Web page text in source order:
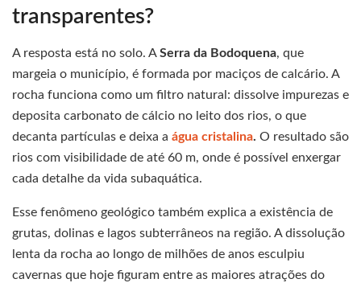
transparentes?
A resposta está no solo. ASerra da Bodoquena, que
margeia o município, é formada por maciços de calcário. A
rocha funciona como um filtro natural: dissolve impurezas e
deposita carbonato de cálcio no leito dos rios, o que
decanta partículas e deixa a água cristalina. O resultado são
rios com visibilidade de até 60 m, onde é possível enxergar
cada detalhe da vida subaquática.
Esse fenômeno geológico também explica a existência de
grutas, dolinas e lagos subterrâneos na região. A dissolução
lenta da rocha ao longo de milhões de anos esculpiu
cavernas que hoje figuram entre as maiores atrações do